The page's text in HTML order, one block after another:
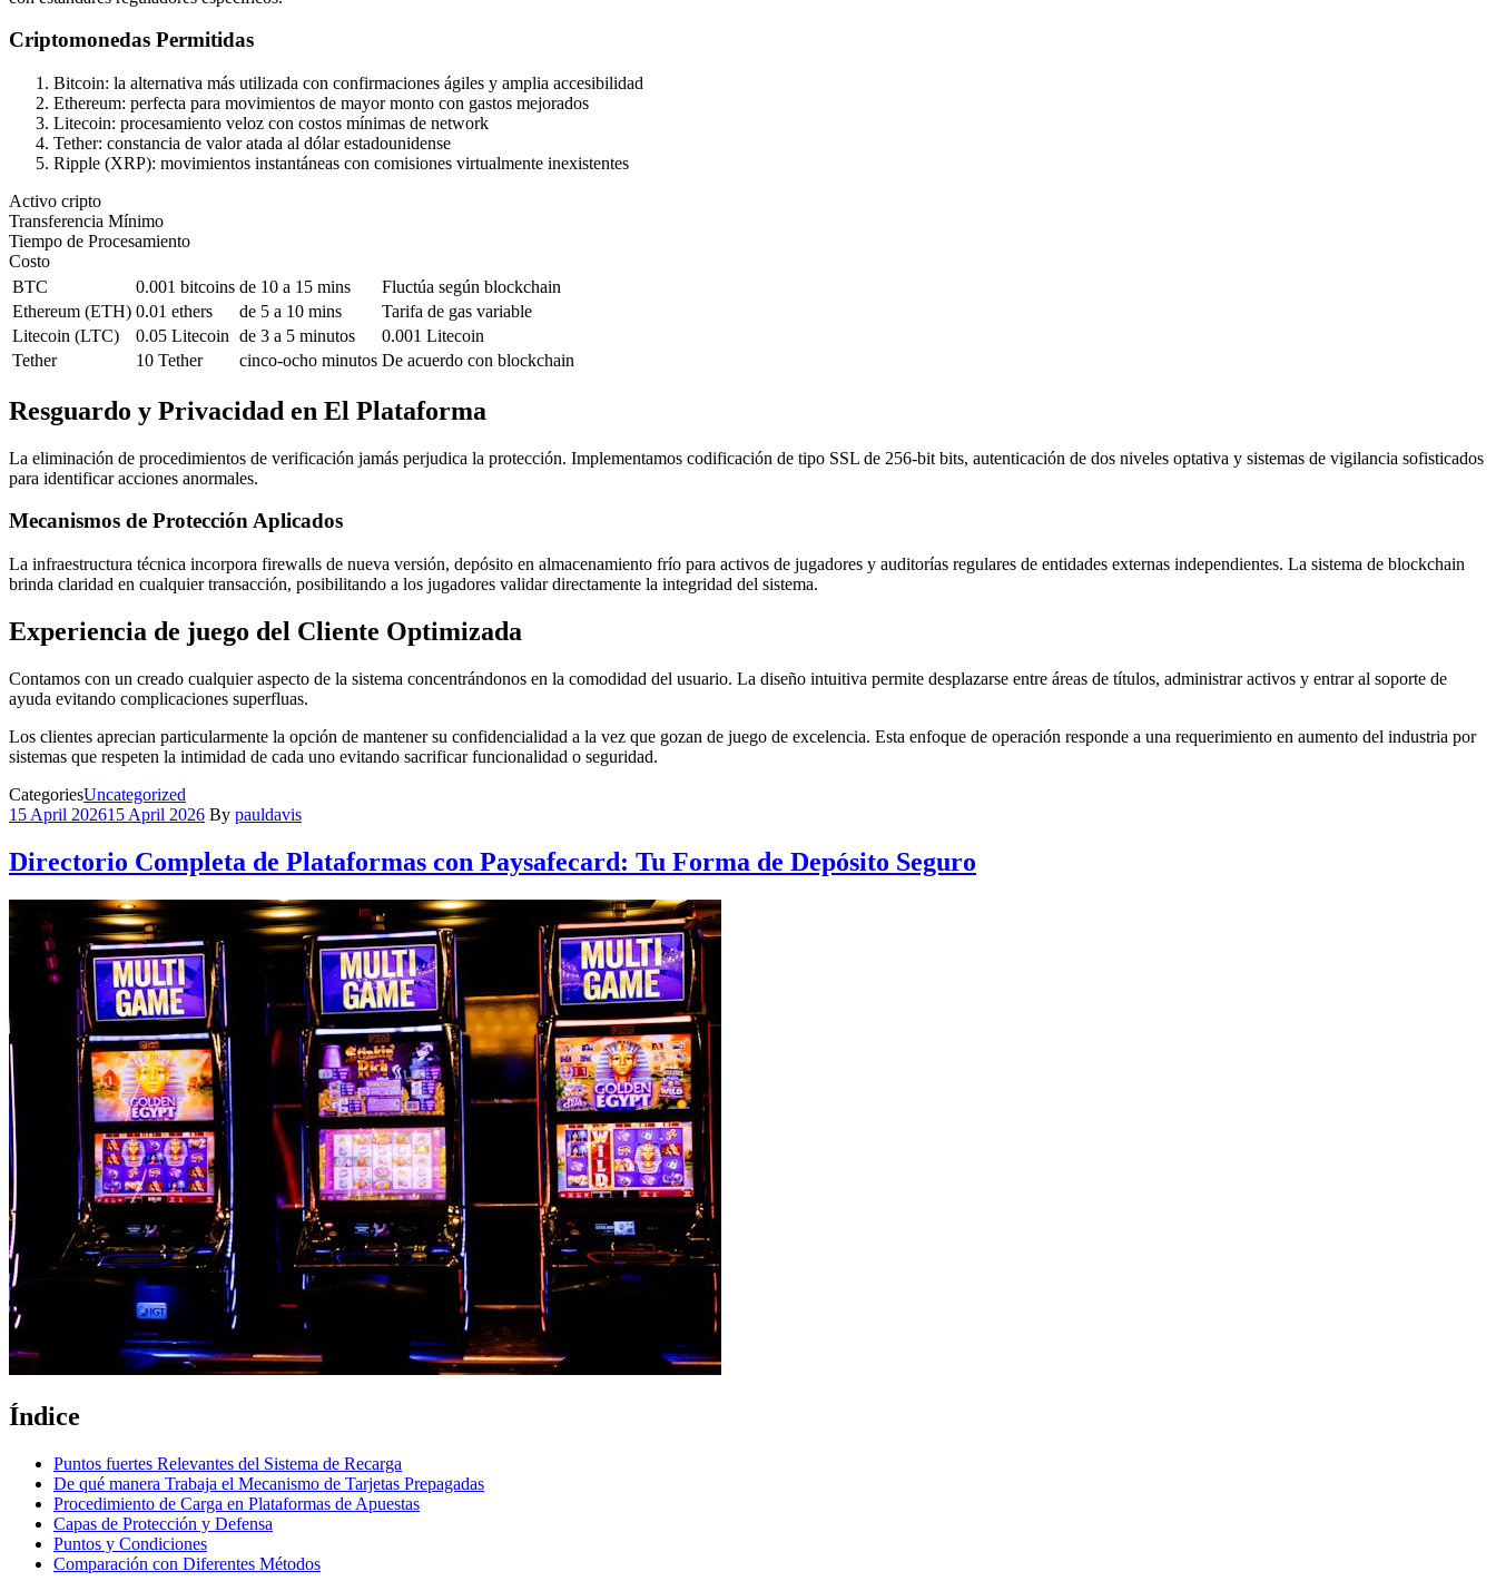
Criptomonedas Permitidas
Bitcoin: la alternativa más utilizada con confirmaciones ágiles y amplia accesibilidad
Ethereum: perfecta para movimientos de mayor monto con gastos mejorados
Litecoin: procesamiento veloz con costos mínimas de network
Tether: constancia de valor atada al dólar estadounidense
Ripple (XRP): movimientos instantáneas con comisiones virtualmente inexistentes
Activo cripto
Transferencia Mínimo
Tiempo de Procesamiento
Costo
BTC
0.001 bitcoins de 10 a 15 mins
Fluctúa según blockchain
Ethereum (ETH) 0.01 ethers de 5 a 10 mins
Tarifa de gas variable
Litecoin (LTC)
0.05 Litecoin de 3 a 5 minutos
0.001 Litecoin
Tether
10 Tether cinco-ocho minutos De acuerdo con blockchain
Resguardo y Privacidad en El Plataforma
La eliminación de procedimientos de verificación jamás perjudica la protección. Implementamos codificación de tipo SSL de 256-bit bits, autenticación de dos niveles optativa y sistemas de vigilancia sofisticados
para identificar acciones anormales.
Mecanismos de Protección Aplicados
La infraestructura técnica incorpora firewalls de nueva versión, depósito en almacenamiento frío para activos de jugadores y auditorías regulares de entidades externas independientes. La sistema de blockchain
brinda claridad en cualquier transacción, posibilitando a los jugadores validar directamente la integridad del sistema.
Experiencia de juego del Cliente Optimizada
Contamos con un creado cualquier aspecto de la sistema concentrándonos en la comodidad del usuario. La diseño intuitiva permite desplazarse entre áreas de títulos, administrar activos y entrar al soporte de
ayuda evitando complicaciones superfluas.
Los clientes aprecian particularmente la opción de mantener su confidencialidad a la vez que gozan de juego de excelencia. Esta enfoque de operación responde a una requerimiento en aumento del industria por
sistemas que respeten la intimidad de cada uno evitando sacrificar funcionalidad o seguridad.
CategoriesUncategorized
15 April 202615 April 2026 By pauldavis
Directorio Completa de Plataformas con Paysafecard: Tu Forma de Depósito Seguro
Índice
Puntos fuertes Relevantes del Sistema de Recarga
De qué manera Trabaja el Mecanismo de Tarjetas Prepagadas
Procedimiento de Carga en Plataformas de Apuestas
Capas de Protección y Defensa
Puntos y Condiciones
Comparación con Diferentes Métodos